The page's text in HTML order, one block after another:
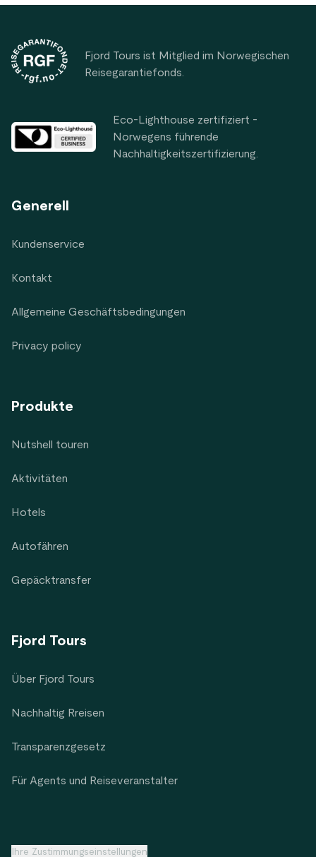
Fjord Tours ist Mitglied im Norwegischen
Reisegarantiefonds.
Eco-Lighthouse zertifiziert -
Norwegens führende
Nachhaltigkeitszertifizierung.
Generell
Kundenservice
Kontakt
Allgemeine Geschäftsbedingungen
Privacy policy
Produkte
Nutshell touren
Aktivitäten
Hotels
Autofähren
Gepäcktransfer
Fjord Tours
Über Fjord Tours
Nachhaltig Rreisen
Transparenzgesetz
Für Agents und Reiseveranstalter
Ihre Zustimmungseinstellungen